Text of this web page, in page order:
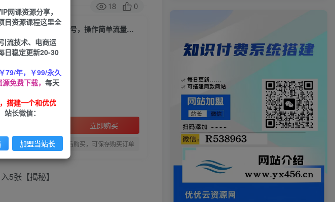
18 0
视频号冷门赛道撸收益，YouTube搬运极限运动集锦，暴力起号，操作简单流量高，轻松日入5张【揭秘】
立即购买
您当前未登录！建议登陆后购买，可保存购买订单
5张【揭秘】
网课资源分享，
目资源课程这里全
流技术、电商运
日稳定更新20-30
￥79/年，￥99/永久
免费下载， 每天
搭建一个和优优
站长微信：
加盟当站长